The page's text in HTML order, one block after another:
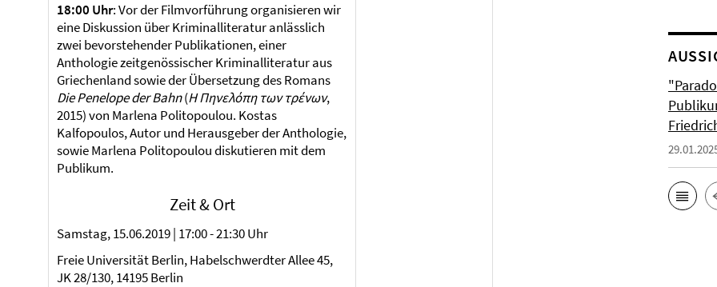
18:00 Uhr: Vor der Filmvorführung organisieren wir
eine Diskussion über Kriminalliteratur anlässlich
zwei bevorstehender Publikationen, einer
Anthologie zeitgenössischer Kriminalliteratur aus
Griechenland sowie der Übersetzung des Romans
Die Penelope der Bahn(Η Πηνελόπη των τρένων,
2015) von Marlena Politopoulou. Kostas
Kalfopoulos, Autor und Herausgeber der Anthologie,
sowie Marlena Politopoulou diskutieren mit dem
Publikum.
Zeit & Ort
Samstag, 15.06.2019 | 17:00 - 21:30 Uhr
Freie Universität Berlin, Habelschwerdter Allee 45,
JK 28/130, 14195 Berlin